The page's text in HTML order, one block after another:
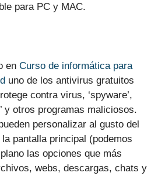
para PC y MAC.
en Curso de informática para
uno de los antivirus gratuitos
contra virus, ‘spyware’,
y otros programas maliciosos.
personalizar al gusto del
pantalla principal (podemos
las opciones que más
webs, descargas, chats y